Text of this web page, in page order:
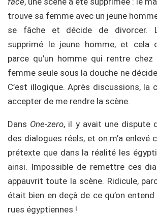
trouve sa femme avec un jeune
se fâche et décide de divorcer.
supprimé le jeune homme, et cela
parce qu’un homme qui rentre
femme seule sous la douche ne
C’est illogique. Après discussions, la
accepter de me rendre la scène.
Dans One-zero, il y avait une dispute
des dialogues réels, et on m’a enlevé
prétexte que dans la réalité les
ainsi. Impossible de remettre ces
appauvrit toute la scène. Ridicule,
était bien en deçà de ce qu’on
rues égyptiennes !